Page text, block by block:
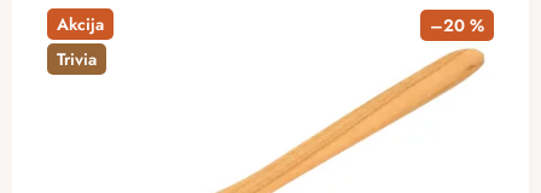
Akcija
Trivia
–20 %